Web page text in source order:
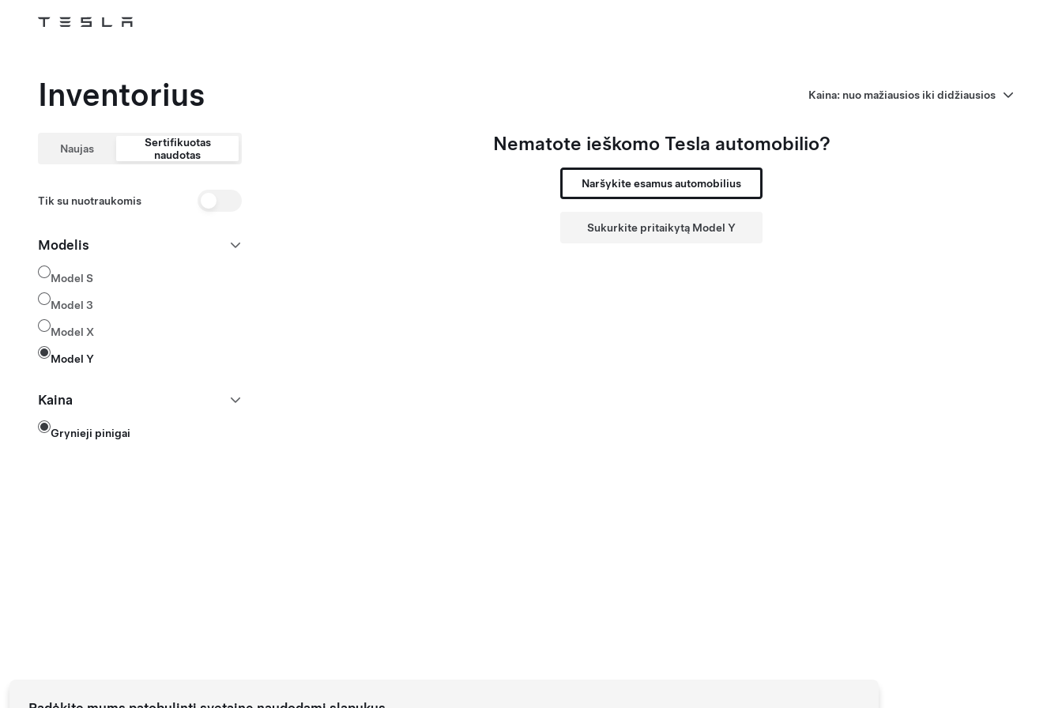
Inventorius
Filtrai
Naujas
Sertifikuotas
naudotas
Tik su nuotraukomis
Modelis
Model S
Model 3
Model X
Model Y
Kaina
Grynieji pinigai
Nematote ieškomo Tesla automobilio?
Naršykite esamus automobilius
Sukurkite pritaikytą Model Y